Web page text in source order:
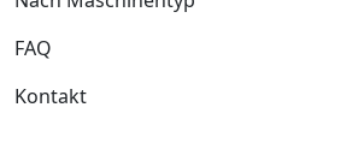
FAQ
Kontakt